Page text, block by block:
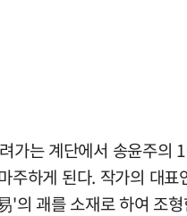
가는 계단에서 송윤주의
주하게 된다. 작가의 대표
'의 괘를 소재로 하여 조형